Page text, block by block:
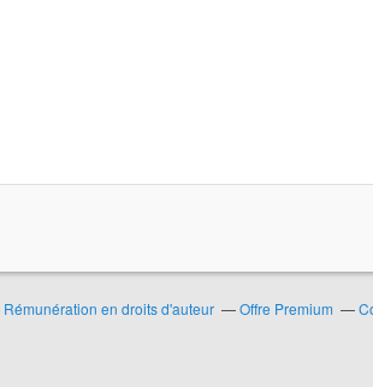
Rémunération en droits d'auteur Offre Premium